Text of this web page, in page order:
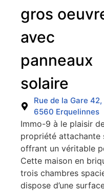
gros
avec
panneaux
solaire
Rue de la Gare 42,
6560 Erquelinnes
Immo-9 à le plaisir
propriété attachante
offrant un véritable
Cette maison en
trois chambres
dispose d’une